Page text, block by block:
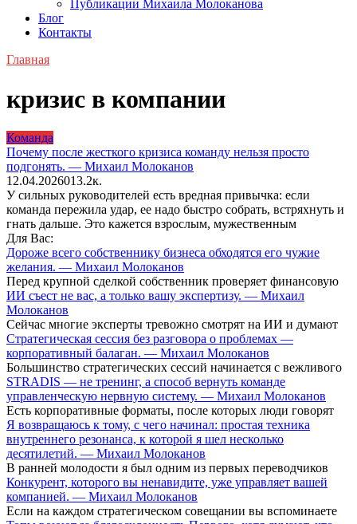
Публикации Михаила Молоканова
Блог
Контакты
Главная
кризис в компании
Команда
Почему после жесткого кризиса команду нельзя просто
подгонять. — Михаил Молоканов
12.04.2026013.2к.
У сильных руководителей есть вредная привычка: если
команда пережила удар, ее надо быстро собрать, встряхнуть и
гнать дальше. Это кажется взрослым, мужественным
Для Вас:
Дороже всего собственнику бизнеса обходятся его чужие
желания. — Михаил Молоканов
Перед крупной сделкой собственник проверяет финансовую
ИИ съест не вас, а только вашу экспертизу. — Михаил
Молоканов
Сейчас многие эксперты тревожно смотрят на ИИ и думают
Стратегическая сессия без разговора о проблемах —
корпоративный балаган. — Михаил Молоканов
Большинство стратегических сессий начинается с вежливого
STRADIS — не тренинг, а способ вернуть команде
управленческую нервную систему. — Михаил Молоканов
Есть корпоративные форматы, после которых люди говорят
Я возвращаюсь к тому, с чего начинал: простая техника
внутреннего резонанса, к которой я шел несколько
десятилетий. — Михаил Молоканов
В ранней молодости я был одним из первых переводчиков
Конкурент, которого вы ненавидите, уже управляет вашей
компанией. — Михаил Молоканов
Если на каждом стратегическом совещании вы вспоминаете